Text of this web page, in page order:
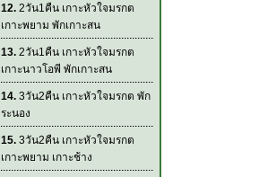
12. 2วัน1คืน เกาะหัวใจมรกต
เกาะพยาม พักเกาะสน
13. 2วัน1คืน เกาะหัวใจมรกต
เกาะนาวโอพี พักเกาะสน
14. 3วัน2คืน เกาะหัวใจมรกต พัก
ระนอง
15. 3วัน2คืน เกาะหัวใจมรกต
เกาะพยาม เกาะช้าง